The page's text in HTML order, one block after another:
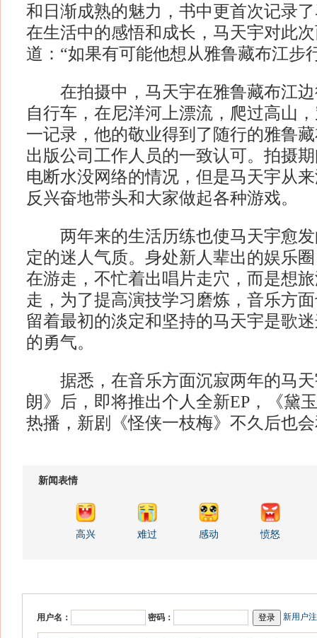
和日渐成熟的魅力，书中更首次记录
在生活中的感悟和成长，马天宇对此
道：“如果有可能他想从雅鲁藏布江步
在拍摄中，马天宇在雅鲁藏布江边
自行车，在尼洋河上漂流，爬过高山
一记录，他的敬业得到了随行的雅鲁
出版公司工作人员的一致认可。拍摄
电断水没网络的情况，但是马天宇从
反兴奋地带头和大家做起各种游戏。
两年来的生活历练也使马天宇愈发
定的迷人气质。身处新人辈出的娱乐
在游走，不忙着出唱片走穴，而是想
走，为了提高演技学习磨炼，音乐方
留着最初的淡定和坚持的马天宇是歌
的勇气。
据悉，在音乐方面沉寂两年的马天
朗》后，即将推出个人全新EP，《黛
热播，新剧《怪侠一枝梅》不久后
新闻表情
高兴 难过 感动 愤怒
用户名： 密码： 新用户